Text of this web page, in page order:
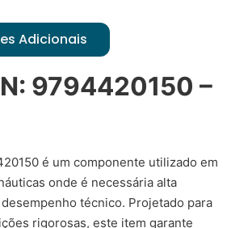
Adicionais
9794420150 –
é um componente utilizado em
onde é necessária alta
técnico. Projetado para
rigorosas, este item garante